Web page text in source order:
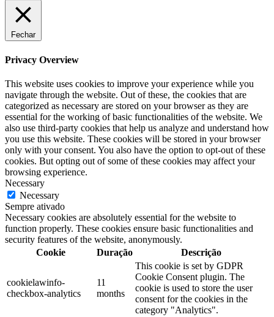
Fechar
Privacy Overview
This website uses cookies to improve your experience while you
navigate through the website. Out of these, the cookies that are
categorized as necessary are stored on your browser as they are
essential for the working of basic functionalities of the website. We
also use third-party cookies that help us analyze and understand how
you use this website. These cookies will be stored in your browser
only with your consent. You also have the option to opt-out of these
cookies. But opting out of some of these cookies may affect your
browsing experience.
Necessary
Necessary
Sempre ativado
Necessary cookies are absolutely essential for the website to
function properly. These cookies ensure basic functionalities and
security features of the website, anonymously.
Cookie
Duração Descrição
cookielawinfo-
checkbox-analytics
11
months
This cookie is set by GDPR
Cookie Consent plugin. The
cookie is used to store the user
consent for the cookies in the
category "Analytics".